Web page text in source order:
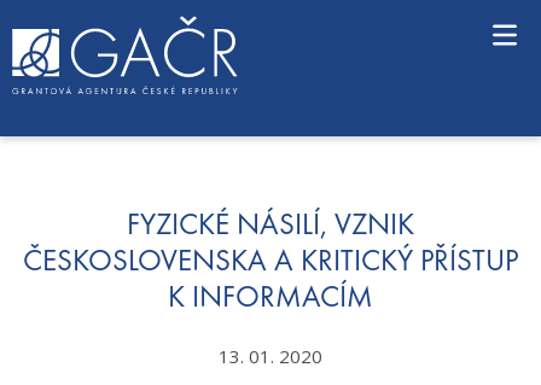
o
FYZICKÉ NÁSILÍ, VZNIK
ČESKOSLOVENSKA A KRITICKÝ PŘÍSTUP
K INFORMACÍM
13. 01. 2020